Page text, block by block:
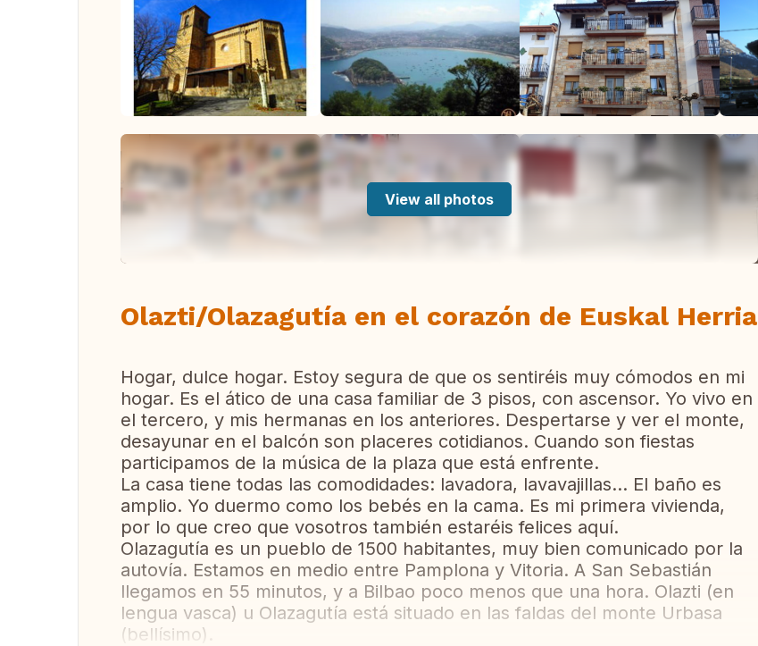
View all photos
Olazti/Olazagutía en el corazón de Euskal Herria
Hogar, dulce hogar. Estoy segura de que os sentiréis muy cómodos en mi
hogar. Es el ático de una casa familiar de 3 pisos, con ascensor. Yo vivo en
el tercero, y mis hermanas en los anteriores. Despertarse y ver el monte,
desayunar en el balcón son placeres cotidianos. Cuando son fiestas
participamos de la música de la plaza que está enfrente.
La casa tiene todas las comodidades: lavadora, lavavajillas... El baño es
amplio. Yo duermo como los bebés en la cama. Es mi primera vivienda,
por lo que creo que vosotros también estaréis felices aquí.
Olazagutía es un pueblo de 1500 habitantes, muy bien comunicado por la
autovía. Estamos en medio entre Pamplona y Vitoria. A San Sebastián
llegamos en 55 minutos, y a Bilbao poco menos que una hora. Olazti (en
lengua vasca) u Olazagutía está situado en las faldas del monte Urbasa
(bellísimo).